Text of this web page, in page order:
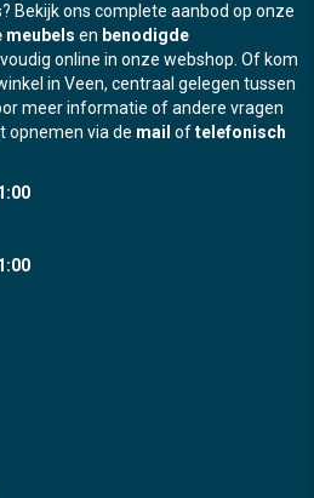
Bekijk ons complete aanbod op onze
meubels en benodigde
online in onze webshop. Of kom
in Veen, centraal gelegen tussen
meer informatie of andere vragen
opnemen via de mail oftelefonisch